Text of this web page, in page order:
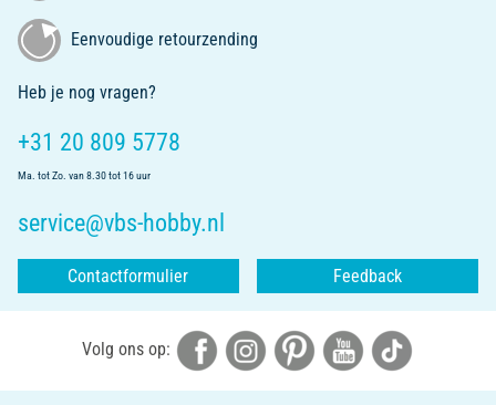
Eenvoudige retourzending
Heb je nog vragen?
+31 20 809 5778
Ma. tot Zo. van 8.30 tot 16 uur
service@vbs-hobby.nl
Contactformulier Feedback
Volg ons op: